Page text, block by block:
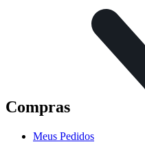
Compras
Meus Pedidos